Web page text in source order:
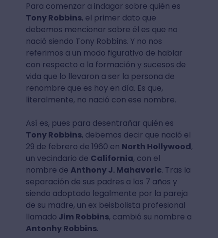
Para comenzar a indagar sobre quién es
Tony Robbins, el primer dato que
debemos mencionar sobre él es que no
nació siendo Tony Robbins. Y no nos
referimos a un modo figurativo de hablar
con respecto a la formación y sucesos de
vida que lo llevaron a ser la persona de
renombre que es hoy en día. Es que,
literalmente, no nació con ese nombre.
Así es, pues para desentrañar quién es
Tony Robbins, debemos decir que nació el
29 de febrero de 1960 en North Hollywood,
un vecindario de California, con el
nombre de Anthony J. Mahavoric. Tras la
separación de sus padres a los 7 años y
siendo adoptado legalmente por la pareja
de su madre, un ex beisbolista profesional
llamado Jim Robbins, cambió su nombre a
Antonhy Robbins.